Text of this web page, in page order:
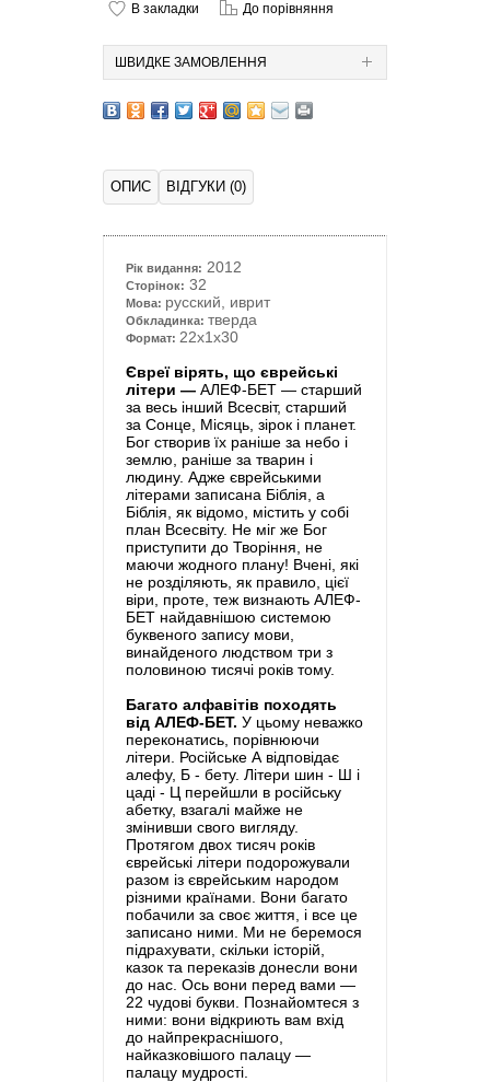
В закладки До порівняння
ШВИДКЕ ЗАМОВЛЕННЯ
ОПИС ВІДГУКИ (0)
Рік видання: 2012
Сторінок: 32
Мова: русский, иврит
Обкладинка: тверда
Формат: 22x1x30
Євреї вірять, що єврейські
літери — АЛЕФ-БЕТ — старший
за весь інший Всесвіт, старший
за Сонце, Місяць, зірок і планет.
Бог створив їх раніше за небо і
землю, раніше за тварин і
людину. Адже єврейськими
літерами записана Біблія, а
Біблія, як відомо, містить у собі
план Всесвіту. Не міг же Бог
приступити до Творіння, не
маючи жодного плану! Вчені, які
не розділяють, як правило, цієї
віри, проте, теж визнають АЛЕФ-
БЕТ найдавнішою системою
буквеного запису мови,
винайденого людством три з
половиною тисячі років тому.
Багато алфавітів походять
від АЛЕФ-БЕТ. У цьому неважко
переконатись, порівнюючи
літери. Російське А відповідає
алефу, Б - бету. Літери шин - Ш і
цаді - Ц перейшли в російську
абетку, взагалі майже не
змінивши свого вигляду.
Протягом двох тисяч років
єврейські літери подорожували
разом із єврейським народом
різними країнами. Вони багато
побачили за своє життя, і все це
записано ними. Ми не беремося
підрахувати, скільки історій,
казок та переказів донесли вони
до нас. Ось вони перед вами —
22 чудові букви. Познайомтеся з
ними: вони відкриють вам вхід
до найпрекраснішого,
найказковішого палацу —
палацу мудрості.